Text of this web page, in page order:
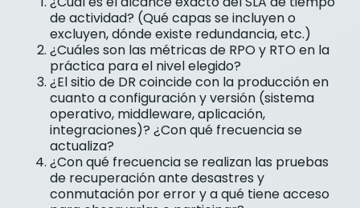
de actividad? (Qué capas se incluyen o
excluyen, dónde existe redundancia, etc.)
¿Cuáles son las métricas de RPO y RTO en la
práctica para el nivel elegido?
¿El sitio de DR coincide con la producción en
cuanto a configuración y versión (sistema
operativo, middleware, aplicación,
integraciones)? ¿Con qué frecuencia se
actualiza?
¿Con qué frecuencia se realizan las pruebas
de recuperación ante desastres y
conmutación por error y a qué tiene acceso